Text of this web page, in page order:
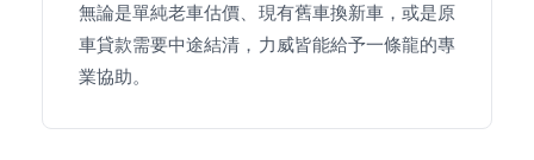
無論是單純老車估價、現有舊車換新車，或是原
車貸款需要中途結清，力威皆能給予一條龍的專
業協助。